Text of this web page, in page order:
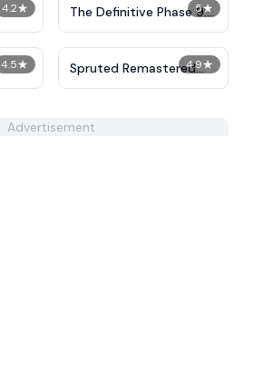
4.2★ 5★
The Definitive Phase 9:
Demolition
4.5★ 4.9★
Spruted Remastered
Alternative Phase 2
Advertisement